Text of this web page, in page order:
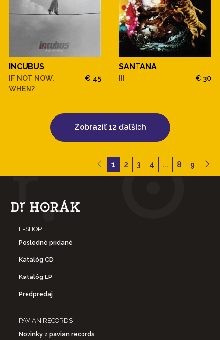
INCUBUS
IF NOT NOW,
WHEN?
€ 45
SANTANA
€ 30
Zobraziť 12 ďaľších
1 2 3 4 ... 8 9
E-SHOP
Posledné pridané
Katalóg CD
Katalóg LP
Predpredaj
PAVIAN RECORDS
Novinky z pavian records